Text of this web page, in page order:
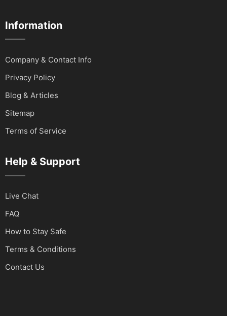
Information
Company & Contact Info
Privacy Policy
Blog & Articles
Sitemap
Terms of Service
Help & Support
Live Chat
FAQ
How to Stay Safe
Terms & Conditions
Contact Us